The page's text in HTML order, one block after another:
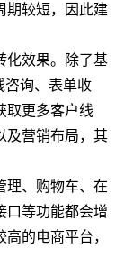
期较短，因此建
化效果。除了基
咨询、表单收
取更多客户线
及营销布局，其
理、购物车、在
口等功能都会增
的电商平台，